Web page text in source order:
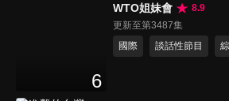
6
WTO姐妹會
8.9
更新至第3487集
國際
談話性節目